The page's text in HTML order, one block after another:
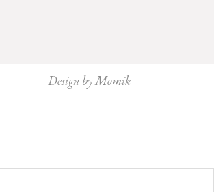
Design byMomik